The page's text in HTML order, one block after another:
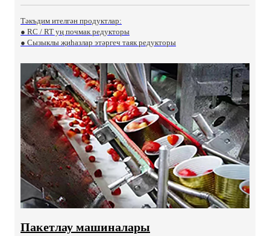
Тәкъдим ителгән продуктлар:
● RC / RT уң почмак редукторы
● Сызыклы җиһазлар этәргеч таяк редукторы
Пакетлау машиналары